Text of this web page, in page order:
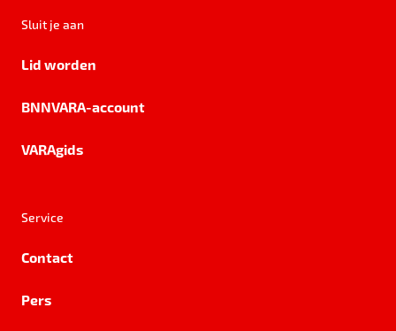
Sluit je aan
Lid worden
BNNVARA-account
VARAgids
Service
Contact
Pers